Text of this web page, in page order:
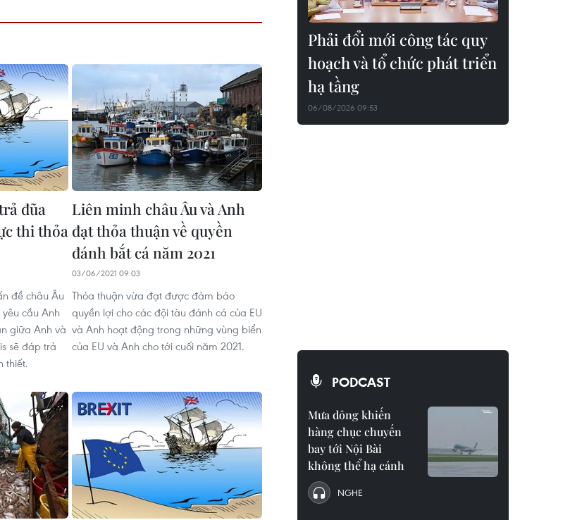
đũa
thi thỏa
đề châu Âu
cầu Anh
giữa Anh và
sẽ đáp trả
thiết.
Liên minh châu Âu và Anh
đạt thỏa thuận về quyền
đánh bắt cá năm 2021
03/06/2021 09:03
Thỏa thuận vừa đạt được đảm bảo
quyền lợi cho các đội tàu đánh cá của EU
và Anh hoạt động trong những vùng biển
của EU và Anh cho tới cuối năm 2021.
Phải đổi mới công tác quy
hoạch và tổ chức phát triển
hạ tầng
06/08/2026 09:53
PODCAST
Mưa dông khiến
hàng chục chuyến
bay tới Nội Bài
không thể hạ cánh
NGHE